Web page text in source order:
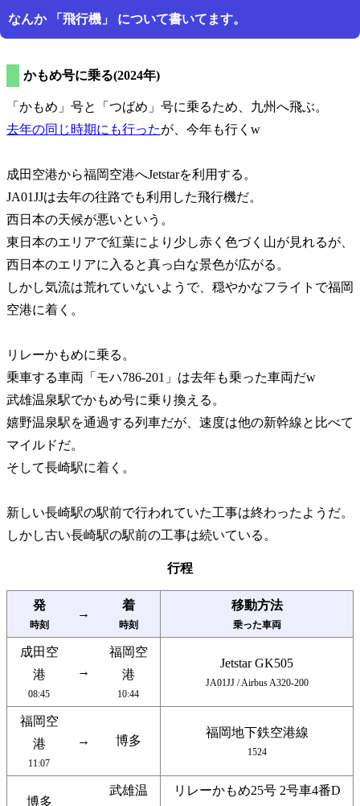
なんか 飛行機 について書いてます。
かもめ号に乗る(2024年)
かもめ 号と つばめ
号に乗るため、九州へ飛ぶ。
去年の同じ時期にも行ったが、今年も行くw
成田空港から福岡空港へJetstarを利用する。
JA01JJは去年の往路でも利用した飛行機だ。
西日本の天候が悪いという。
東日本のエリアで紅葉により少し赤く色づく山が見れるが、
西日本のエリアに入ると真っ白な景色が広がる。
しかし気流は荒れていないようで、穏やかなフライトで福岡
空港に着く。
リレーかもめに乗る。
乗車する車両
モハ786-201
は去年も乗った車両だw
武雄温泉駅でかもめ号に乗り換える。
嬉野温泉駅を通過する列車だが、速度は他の新幹線と比べて
マイルドだ。
そして長崎駅に着く。
新しい長崎駅の駅前で行われていた工事は終わったようだ。
しかし古い長崎駅の駅前の工事は続いている。
行程
発
時刻
→
着
時刻
移動方法
乗った車両
成田空
港
08:45
→
福岡空
港
10:44
Jetstar GK505
JA01JJ / Airbus A320-200
福岡空
港
11:07
→ 博多
福岡地下鉄空港線
1524
博多
武雄温
リレーかもめ25号 2号車4番D